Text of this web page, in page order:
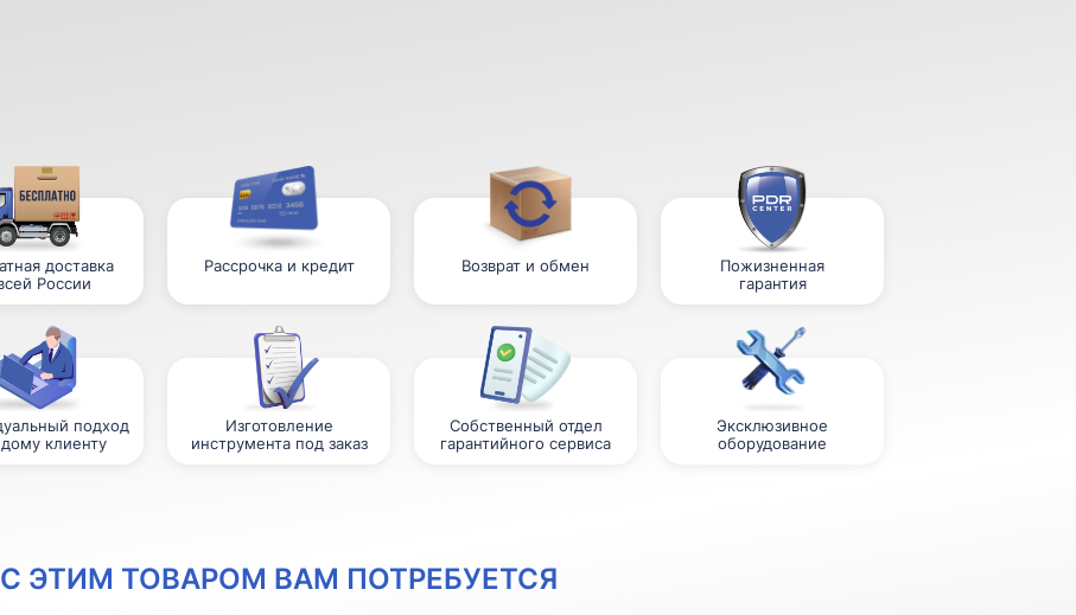
доставка
России
Рассрочка и кредит Возврат и обмен
Пожизненная
гарантия
подход
клиенту
Изготовление
инструмента под заказ
Собственный отдел
гарантийного сервиса
Эксклюзивное
оборудование
С ЭТИМ ТОВАРОМ ВАМ ПОТРЕБУЕТСЯ